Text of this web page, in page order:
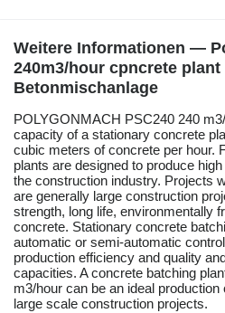
Weitere Informationen —
240m3/hour cpncrete
Betonmischanlage
POLYGONMACH PSC240 240
capacity of a stationary concrete
cubic meters of concrete per hour.
plants are designed to produce
the construction industry. Projects
are generally large construction
strength, long life, environmentally
concrete. Stationary concrete
automatic or semi-automatic
production efficiency and quality
capacities. A concrete batching
m3/hour can be an ideal
large scale construction projects.